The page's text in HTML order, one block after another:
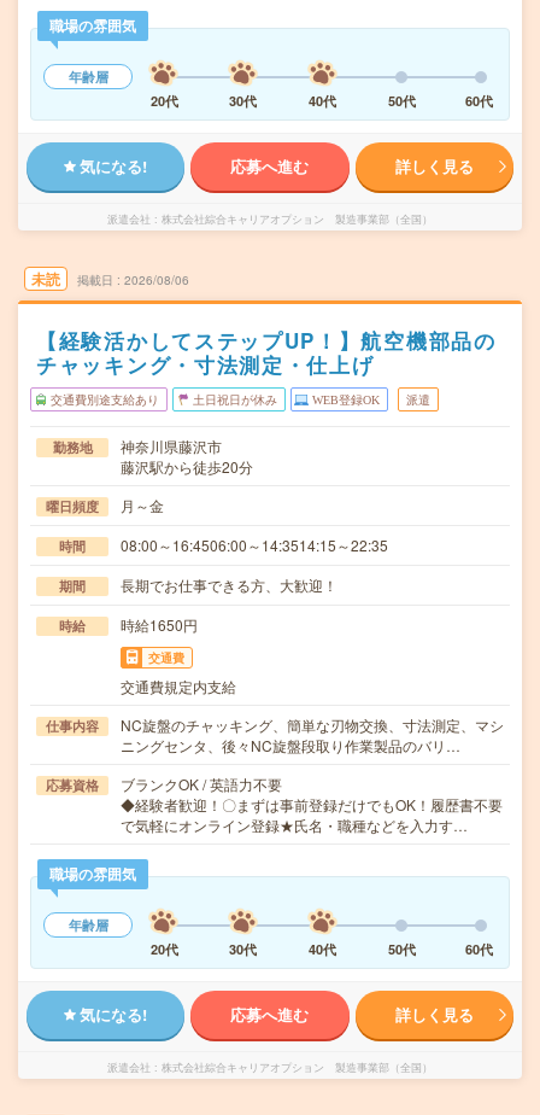
職場の雰囲気
年齢層
20代
30代 40代 50代 60代
気になる! 応募へ進む 詳しく見る
派遣会社 株式会社綜合キャリアオプション 製造事業部（全国）
未読 掲載日 2026/08/06
【経験活かしてステップUP！】航空機部品の
チャッキング・寸法測定・仕上げ
交通費別途支給あり 土日祝日が休み WEB登録OK 派遣
勤務地
神奈川県藤沢市
藤沢駅から徒歩20分
曜日頻度 月～金
時間 08:00～16:4506:00～14:3514:15～22:35
期間 長期でお仕事できる方、大歓迎！
時給 時給1650円
交通費
交通費規定内支給
仕事内容
NC旋盤のチャッキング、簡単な刃物交換、寸法測定、マシ
ニングセンタ、後々NC旋盤段取り作業製品のバリ…
応募資格
ブランクOK / 英語力不要
◆経験者歓迎！〇まずは事前登録だけでもOK！履歴書不要
で気軽にオンライン登録★氏名・職種などを入力す…
職場の雰囲気
年齢層
20代
30代 40代 50代 60代
気になる! 応募へ進む 詳しく見る
派遣会社 株式会社綜合キャリアオプション 製造事業部（全国）